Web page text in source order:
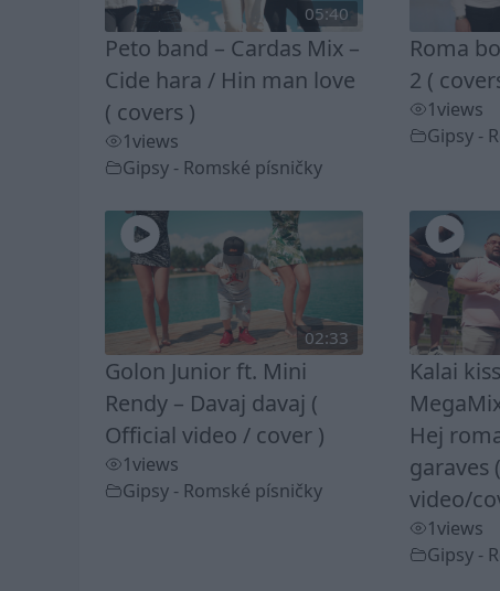
05:40
Peto band – Cardas Mix –
Cide hara / Hin man love
( covers )
1views
Gipsy - Romské písničky
Roma
2 (
1views
Gipsy -
02:33
Golon Junior ft. Mini
Rendy – Davaj davaj (
Official video / cover )
1views
Gipsy - Romské písničky
Kalai
Hej
garaves
video/
1views
Gipsy -